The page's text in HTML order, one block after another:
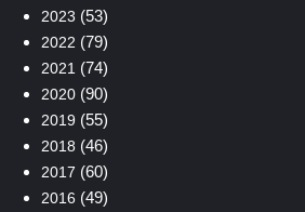
2023 (53)
2022 (79)
2021 (74)
2020(90)
2019 (55)
2018 (46)
2017 (60)
2016 (49)